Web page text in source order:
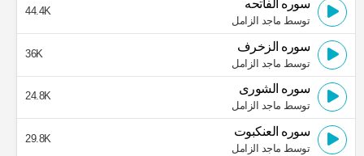
سوره الفاتحه
توسط ماجد الزامل
44.4K
سوره الزخرف
توسط ماجد الزامل
36K
سوره الشورى
توسط ماجد الزامل
24.8K
سوره العنكبوت
توسط ماجد الزامل
29.8K